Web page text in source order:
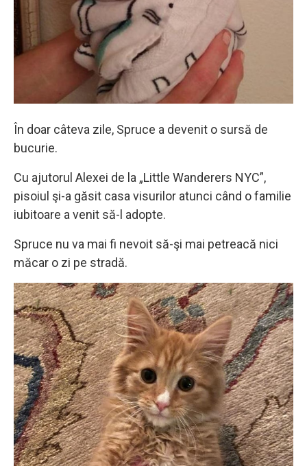
În doar câteva zile, Spruce a devenit o sursă de
bucurie.
Cu ajutorul Alexei de la „Little Wanderers NYC”,
pisoiul şi-a găsit casa visurilor atunci când o familie
iubitoare a venit să-l adopte.
Spruce nu va mai fi nevoit să-şi mai petreacă nici
măcar o zi pe stradă.